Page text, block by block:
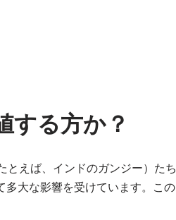
する方か？
とえば、インドのガンジー）たち
多大な影響を受けています。この